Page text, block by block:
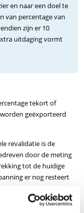
en naar een doel te
van percentage van
zijn er 10
uitdaging vormt
tekort of
geëxporteerd
revalidatie is de
door de meting
tot de huidige
er nog resteert